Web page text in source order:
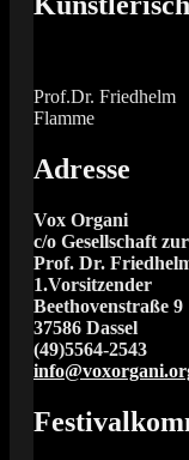
Prof.Dr. Friedhelm
Flamme
Adresse
Vox Organi
c/o Gesellschaft
Prof. Dr.
1.Vorsitzender
Beethovenstraße 9
37586 Dassel
(49)5564-2543